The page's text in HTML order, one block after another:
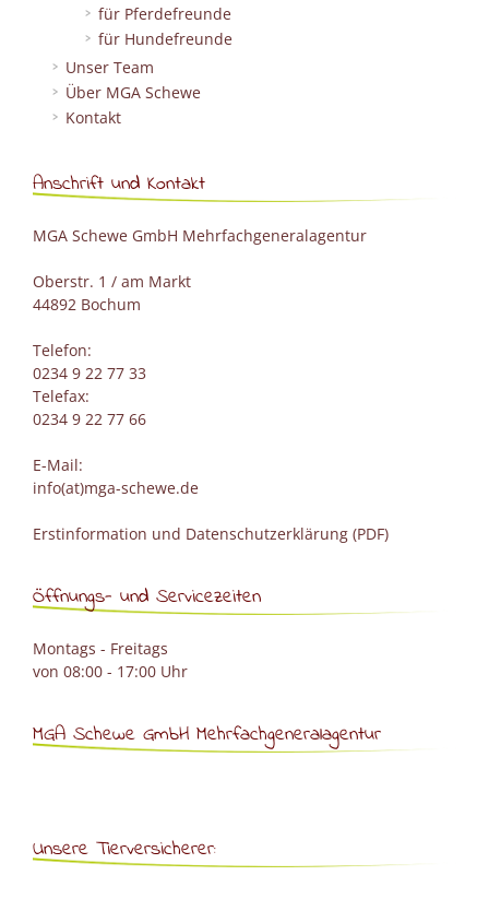
für Pferdefreunde
für Hundefreunde
Unser Team
Über MGA Schewe
Kontakt
Anschrift und Kontakt
MGA Schewe GmbH Mehrfachgeneralagentur
Oberstr. 1 / am Markt
44892 Bochum
Telefon:
0234 9 22 77 33
Telefax:
0234 9 22 77 66
E-Mail:
info(at)mga-schewe.de
Erstinformation und Datenschutzerklärung (PDF)
Öffnungs- und Servicezeiten
Montags - Freitags
von 08:00 - 17:00 Uhr
MGA Schewe GmbH Mehrfachgeneralagentur
Unsere Tierversicherer: